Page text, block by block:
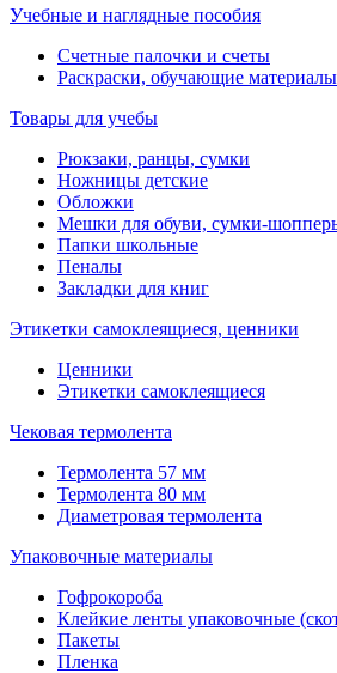
Учебные и наглядные пособия
Счетные палочки и счеты
Раскраски, обучающие материалы
Товары для учебы
Рюкзаки, ранцы, сумки
Ножницы детские
Обложки
Мешки для обуви, сумки-
Папки школьные
Пеналы
Закладки для книг
Этикетки самоклеящиеся, ценники
Ценники
Этикетки самоклеящиеся
Чековая термолента
Термолента 57 мм
Термолента 80 мм
Диаметровая термолента
Упаковочные материалы
Гофрокороба
Клейкие ленты упаковочные
Пакеты
Пленка